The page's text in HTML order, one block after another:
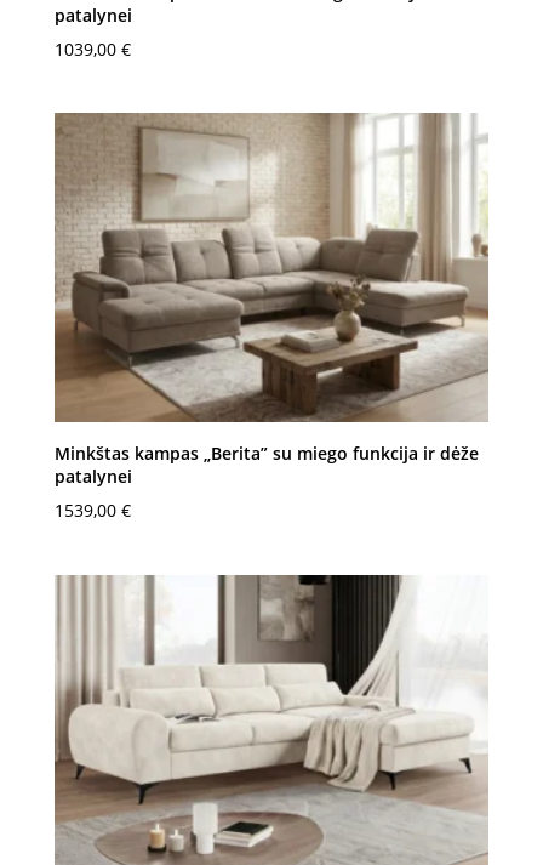
patalynei
1039,00 €
Minkštas kampas „Berita” su miego funkcija ir dėže
patalynei
1539,00 €